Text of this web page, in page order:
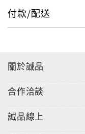
"
付款/配送
關於誠品
合作洽談
誠品線上